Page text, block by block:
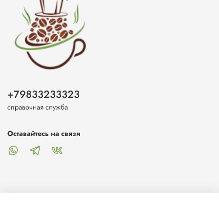
+79833233323
справочная служба
Оставайтесь на связи